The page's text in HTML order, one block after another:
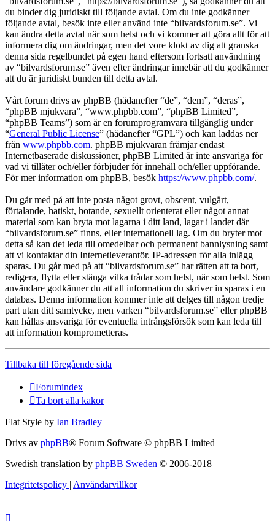
du binder dig juridiskt till följande avtal. Om du inte godkänner
följande avtal, besök inte eller använd inte “bilvardsforum.se”. Vi
kan ändra detta avtal när som helst och vi kommer att göra allt för att
informera dig om ändringar, men det vore klokt av dig att granska
denna sida regelbundet på egen hand eftersom fortsatt användning
av “bilvardsforum.se” även efter ändringar innebär att du godkänner
att du är juridiskt bunden till detta avtal.
Vårt forum drivs av phpBB (hädanefter “de”, “dem”, “deras”,
“phpBB mjukvara”, “www.phpbb.com”, “phpBB Limited”,
“phpBB Teams”) som är en forumprogramvara tillgänglig under
“General Public License” (hädanefter “GPL”) och kan laddas ner
från www.phpbb.com. phpBB mjukvaran främjar endast
Internetbaserade diskussioner, phpBB Limited är inte ansvariga för
vad vi tillåter och/eller förbjuder för innehåll och/eller uppförande.
För mer information om phpBB, besök https://www.phpbb.com/.
Du går med på att inte posta något grovt, obscent, vulgärt,
förtalande, hatiskt, hotande, sexuellt orienterat eller något annat
material som kan bryta mot lagarna i ditt land, lagar i landet där
“bilvardsforum.se” finns, eller internationell lag. Om du bryter mot
detta så kan det leda till omedelbar och permanent bannlysning samt
att vi kontaktar din Internetleverantör. IP-adressen för alla inlägg
sparas. Du går med på att “bilvardsforum.se” har rätten att ta bort,
redigera, flytta eller stänga vilka trådar som helst, när som helst. Som
användare godkänner du att all information du skriver in sparas i en
databas. Denna information kommer inte att delges till någon tredje
part utan ditt samtycke, men varken “bilvardsforum.se” eller phpBB
kan hållas ansvariga för eventuella intrångsförsök som kan leda till
att information komprometteras.
Tillbaka till föregående sida
Forumindex
Ta bort alla kakor
Flat Style by Ian Bradley
Drivs av phpBB® Forum Software © phpBB Limited
Swedish translation by phpBB Sweden © 2006-2018
Integritetspolicy | Användarvillkor